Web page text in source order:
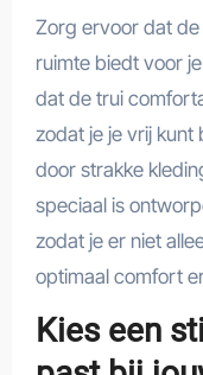
Zorg ervoor dat
ruimte biedt voor
dat de trui
zodat je je vrij
door strakke
speciaal is
zodat je er niet
optimaal comfort
Kies een